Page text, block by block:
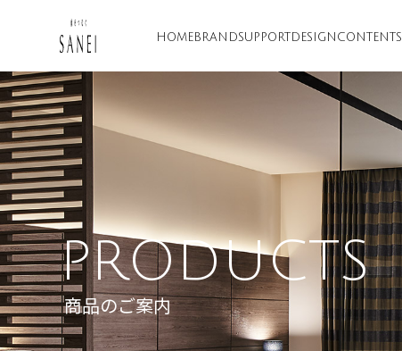
HOME BRANDSUPPORT DESIGN CONTENTS
PRODUCTS
商品のご案内